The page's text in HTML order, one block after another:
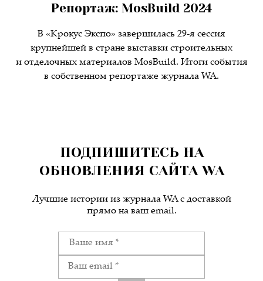
Репортаж: MosBuild 2024
В «Крокус Экспо» завершилась 29-я сессия
крупнейшей в стране выставки строительных
и отделочных материалов MosBuild. Итоги события
в собственном репортаже журнала WA.
ПОДПИШИТЕСЬ НА
ОБНОВЛЕНИЯ САЙТА WA
Лучшие истории из журнала WA c доставкой
прямо на ваш email.